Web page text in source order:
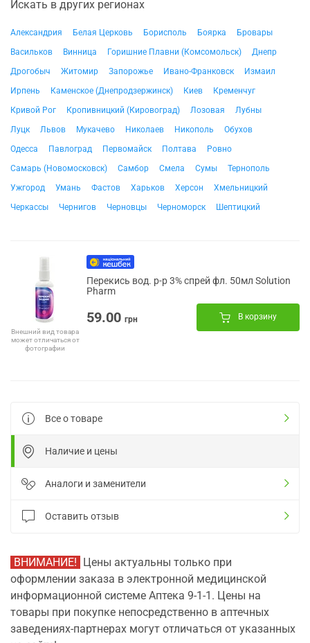
Искать в других регионах
Александрия Белая Церковь Борисполь Боярка
Бровары
Васильков
Винница Горишние Плавни (Комсомольск)
Днепр
Дрогобыч
Житомир Запорожье Ивано-Франковск
Измаил
Ирпень
Каменское (Днепродзержинск) Киев
Кременчуг
Кривой Рог
Кропивницкий (Кировоград) Лозовая
Лубны
Луцк
Львов Мукачево Николаев Никополь
Обухов
Одесса
Павлоград Первомайск Полтава
Ровно
Самарь (Новомосковск)
Самбор Смела Сумы
Тернополь
Ужгород
Умань Фастов Харьков Херсон
Хмельницкий
Черкассы
Чернигов Черновцы Черноморск Шептицкий
Внешний вид товара
может отличаться от
фотографии
Перекись вод. р-р 3% спрей фл. 50мл Solution
Pharm
59.00 грн В корзину
Все о товаре
Наличие и цены
Аналоги и заменители
Оставить отзыв
ВНИМАНИЕ! Цены актуальны только при
оформлении заказа в электронной медицинской
информационной системе Аптека 9-1-1. Цены на
товары при покупке непосредственно в аптечных
заведениях-партнерах могут отличаться от указанных